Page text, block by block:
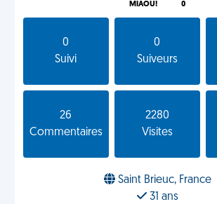
MIAOU! 0
0
Suivi
0
Suiveurs
26
Commentaires
2280
Visites
Saint Brieuc, France
31 ans